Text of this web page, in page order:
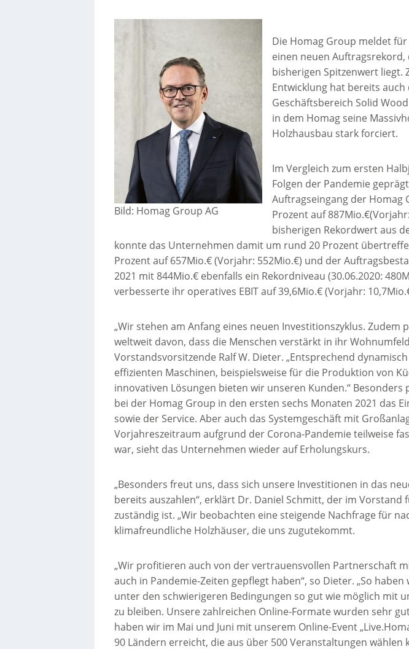
Bild: Homag Group AG
Die Homag Group meldet
einen neuen
bisherigen Spitzenwert liegt.
Entwicklung hat bereits auch
Geschäftsbereich Solid
in dem Homag seine
Holzhausbau stark forciert.
Im Vergleich zum ersten
Folgen der Pandemie
Auftragseingang der Homag
Prozent auf
bisherigen Rekordwert aus
konnte das Unternehmen damit um rund 20 Prozent
Prozent auf 657Mio.€ (Vorjahr: 552Mio.€) und der
2021 mit 844Mio.€ ebenfalls ein Rekordniveau (30.06.2020:
verbesserte ihr operatives EBIT auf 39,6Mio.€ (Vorjahr:
„Wir stehen am Anfang eines neuen Investitionszyklus. Zudem
weltweit davon, dass die Menschen verstärkt in ihr
Vorstandsvorsitzende Ralf W. Dieter. „Entsprechend
effizienten Maschinen, beispielsweise für die Produktion von
innovativen Lösungen bieten wir unseren Kunden.“ Besonders
bei der Homag Group in den ersten sechs Monaten 2021 das
sowie der Service. Aber auch das Systemgeschäft mit
Vorjahreszeitraum aufgrund der Corona-Pandemie teilweise
war, sieht das Unternehmen wieder auf Erholungskurs.
„Besonders freut uns, dass sich unsere Investitionen in das
bereits auszahlen“, erklärt Dr. Daniel Schmitt, der im Vorstand
zuständig ist. „Wir beobachten eine steigende Nachfrage für
klimafreundliche Holzhäuser, die uns zugutekommt.
„Wir profitieren auch von der vertrauensvollen Partnerschaft
auch in Pandemie-Zeiten gepflegt haben“, so Dieter. „So
unter den schwierigeren Bedingungen so gut wie möglich mit
zu bleiben. Unsere zahlreichen Online-Formate wurden sehr
haben wir im Mai und Juni mit unserem Online-Event
90 Ländern erreicht, die aus über 500 Veranstaltungen wählen